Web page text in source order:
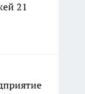
21